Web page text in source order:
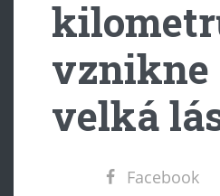
vznikne
velká
Facebook